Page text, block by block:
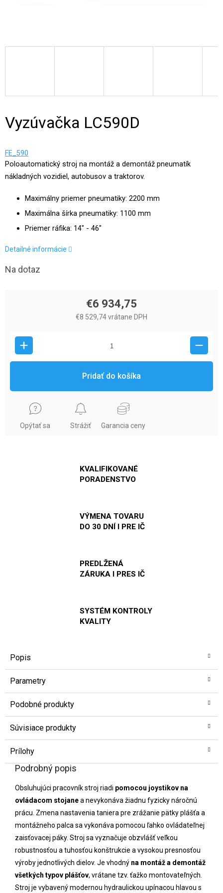
Vyzúvačka LC590D
FE_590
Poloautomatický stroj na montáž a demontáž pneumatík
nákladných vozidiel, autobusov a traktorov.
Maximálny priemer pneumatiky: 2200 mm
Maximálna šírka pneumatiky: 1100 mm
Priemer ráfika: 14" - 46"
Detailné informácie
Na dotaz
€6 934,75
€8 529,74 vrátane DPH
Pridať do košíka
Opýtať sa Strážiť Garancia ceny
KVALIFIKOVANÉ
PORADENSTVO
VÝMENA TOVARU
DO 30 DNÍ I PRE IČ
PREDLŽENÁ
ZÁRUKA I PRES IČ
SYSTÉM KONTROLY
KVALITY
Popis
Parametry
Podobné produkty
Súvisiace produkty
Prílohy
Podrobný popis
Obsluhujúci pracovník stroj riadi pomocou joystikov na
ovládacom stojanea nevykonáva žiadnu fyzicky náročnú
prácu. Zmena nastavenia taniera pre zrážanie pätky plášťa a
montážneho palca sa vykonáva pomocou ľahko ovládateľnej
zaisťovacej páky. Stroj sa vyznačuje obzvlášť veľkou
robustnosťou a tuhosťou konštrukcie a vysokou presnosťou
výroby jednotlivých dielov. Je vhodný na montáž a demontáž
všetkých typov plášťov, vrátane tzv. ťažko montovateľných.
Stroj je vybavený modernou hydraulickou upínacou hlavou s